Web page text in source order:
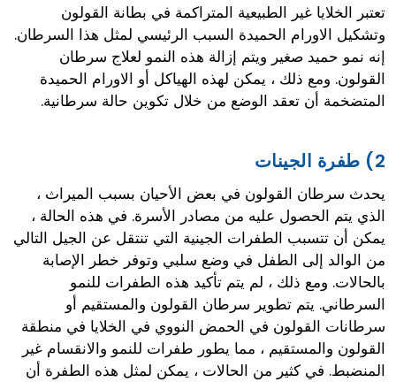
تعتبر الخلايا غير الطبيعية المتراكمة في بطانة القولون
وتشكيل الاورام الحميدة السبب الرئيسي لمثل هذا السرطان.
إنه نمو حميد صغير ويتم إزالة هذه النمو لعلاج سرطان
القولون. ومع ذلك ، يمكن لهذه الهياكل أو الاورام الحميدة
المتضخمة أن تعقد الوضع من خلال تكوين حالة سرطانية.
2) طفرة الجينات
يحدث سرطان القولون في بعض الأحيان بسبب الميراث ،
الذي يتم الحصول عليه من مصادر الأسرة. في هذه الحالة ،
يمكن أن تتسبب الطفرات الجينية التي تنتقل عن الجيل التالي
من الوالد إلى الطفل في وضع سلبي وتوفر خطر الإصابة
بالحالات. ومع ذلك ، لم يتم تأكيد هذه الطفرات للنمو
السرطاني. يتم تطوير سرطان القولون والمستقيم أو
سرطانات القولون في الحمض النووي في الخلايا في منطقة
القولون والمستقيم ، مما يطور طفرات للنمو والانقسام غير
المنضبط. في كثير من الحالات ، يمكن لمثل هذه الطفرة أن